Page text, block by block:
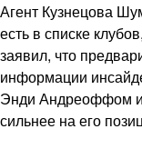
Агент Кузнецова
есть в списке
заявил, что
информации
Энди Андреоффом
сильнее на его